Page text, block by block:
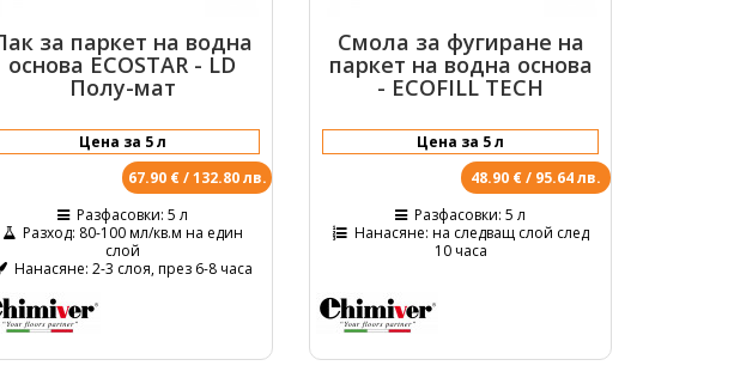
за паркет на водна
основа ECOSTAR - LD
Полу-мат
67.90 € / 132.80 лв.
Разфасовки: 5 л
Разход: 80-100 мл/кв.м на един
слой
Нанасяне: 2-3 слоя, през 6-8 часа
Смола за фугиране на
паркет на водна основа
- ECOFILL TECH
48.90 € / 95.64 лв.
Разфасовки: 5 л
Нанасяне: на следващ слой след
10 часа